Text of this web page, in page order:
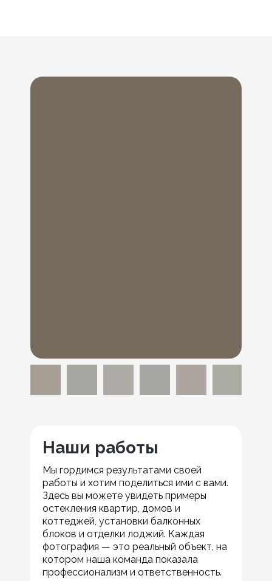
Наши работы
Мы гордимся результатами своей
работы и хотим поделиться ими с вами.
Здесь вы можете увидеть примеры
остекления квартир, домов и
коттеджей, установки балконных
блоков и отделки лоджий. Каждая
фотография — это реальный объект, на
котором наша команда показала
профессионализм и ответственность.